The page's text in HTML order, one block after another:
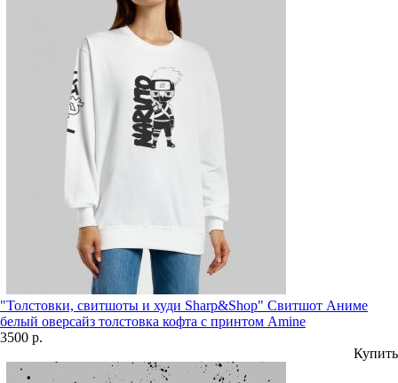
"Толстовки, свитшоты и худи Sharp&Shop" Свитшот Аниме
белый оверсайз толстовка кофта с принтом Amine
3500 р.
Купить